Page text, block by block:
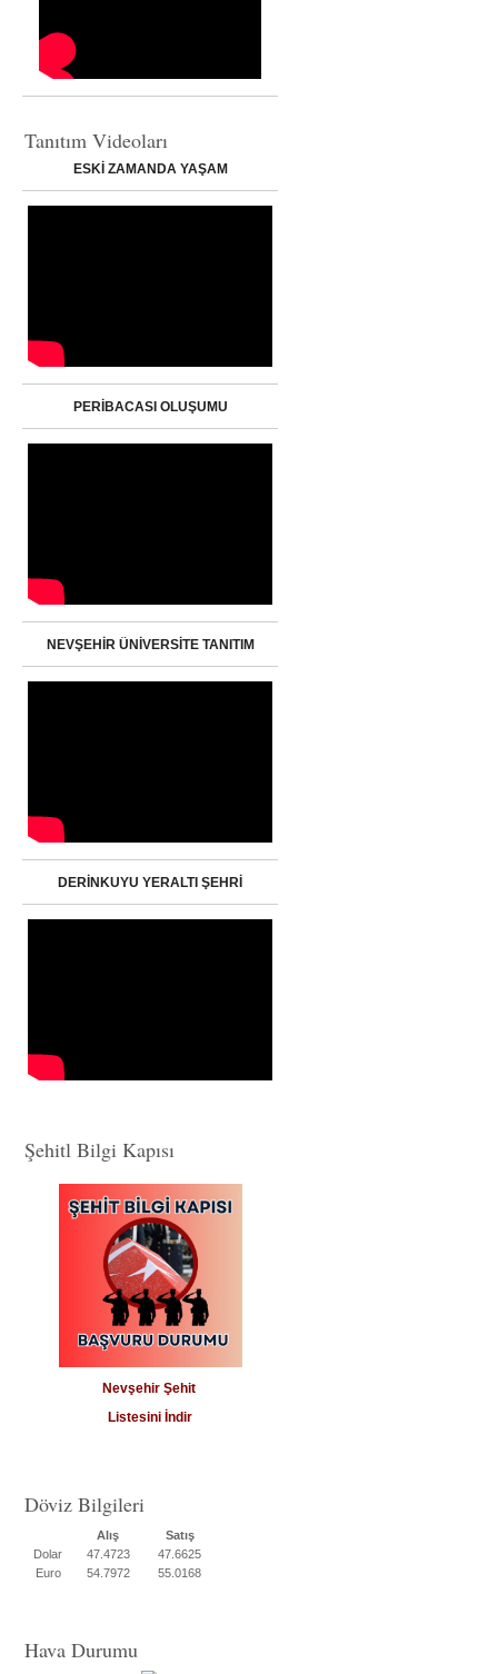
Tanıtım Videoları
ESKİ ZAMANDA YAŞAM
PERİBACASI OLUŞUMU
NEVŞEHİR ÜNİVERSİTE TANITIM
DERİNKUYU YERALTI ŞEHRİ
Şehitl Bilgi Kapısı
Nevşehir Şehit
Listesini İndir
Döviz Bilgileri
Alış
Satış
Dolar
47.4723
47.6625
Euro
54.7972 55.0168
Hava Durumu